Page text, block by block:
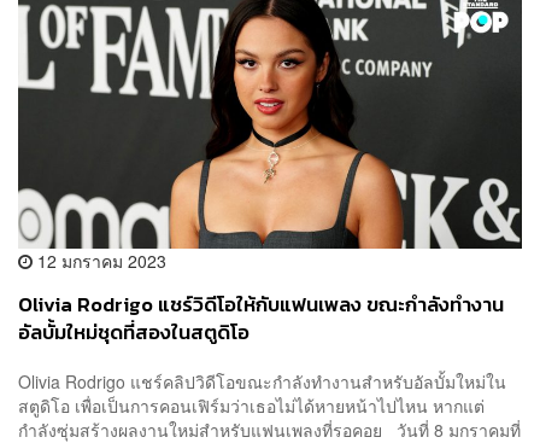
12 มกราคม 2023
Olivia Rodrigo แชร์วิดีโอให้กับแฟนเพลง ขณะกำลังทำงาน
อัลบั้มใหม่ชุดที่สองในสตูดิโอ
Olivia Rodrigo แชร์คลิปวิดีโอขณะกำลังทำงานสำหรับอัลบั้มใหม่ใน
สตูดิโอ เพื่อเป็นการคอนเฟิร์มว่าเธอไม่ได้หายหน้าไปไหน หากแต่
กำลังซุ่มสร้างผลงานใหม่สำหรับแฟนเพลงที่รอคอย วันที่ 8 มกราคมที่